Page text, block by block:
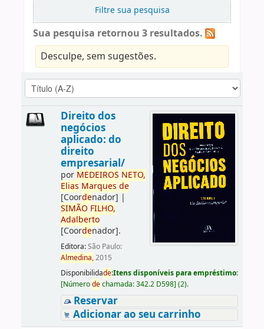
Filtre sua pesquisa
Sua pesquisa retornou 3 resultados.
Desculpe, sem sugestões.
Direito dos
negócios
aplicado: do
direito
empresarial/
por MEDEIROS NETO,
Elias Marques de
[Coordenador] |
SIMÃO FILHO,
Adalberto
[Coordenador].
Editora:São Paulo:
Almedina,2015
Disponibilidade:Itens disponíveis para empréstimo:
[Númerodechamada:342.2 D598] (2).
Reservar
Adicionar ao seu carrinho